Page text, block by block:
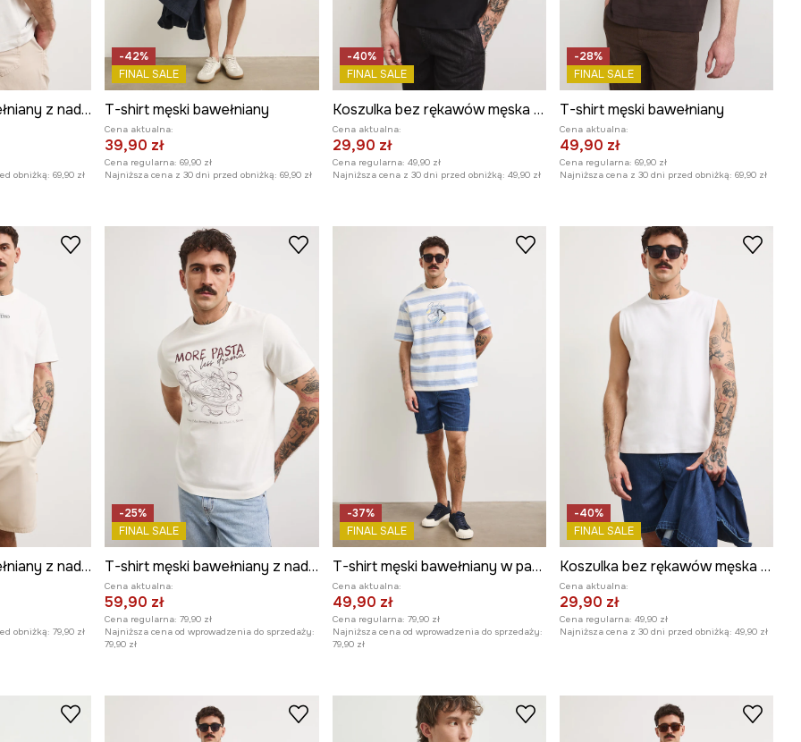
T-shirt męski bawełniany z nadrukiem
obniżką: 69,90 zł
-42%
FINAL SALE
T-shirt męski bawełniany
Cena aktualna:
39,90 zł
Cena regularna: 69,90 zł
Najniższa cena z 30 dni przed obniżką: 69,90 zł
-40%
FINAL SALE
Koszulka bez rękawów męska bawełniana
Cena aktualna:
29,90 zł
Cena regularna: 49,90 zł
Najniższa cena z 30 dni przed obniżką: 49,90 zł
-28%
FINAL SALE
T-shirt męski bawełniany
Cena aktualna:
49,90 zł
Cena regularna: 69,90 zł
Najniższa cena z 30 dni przed obniżką: 69,90 zł
T-shirt męski bawełniany z nadrukiem
obniżką: 79,90 zł
-25%
FINAL SALE
T-shirt męski bawełniany z nadrukiem
Cena aktualna:
59,90 zł
Cena regularna: 79,90 zł
Najniższa cena od wprowadzenia do sprzedaży:
79,90 zł
-37%
FINAL SALE
T-shirt męski bawełniany w paski
Cena aktualna:
49,90 zł
Cena regularna: 79,90 zł
Najniższa cena od wprowadzenia do sprzedaży:
79,90 zł
-40%
FINAL SALE
Koszulka bez rękawów męska bawełniana
Cena aktualna:
29,90 zł
Cena regularna: 49,90 zł
Najniższa cena z 30 dni przed obniżką: 49,90 zł